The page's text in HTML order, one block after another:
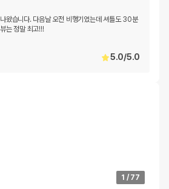
왔습니다. 다음날 오전 비행기였는데 셔틀도 30분
는 정말 최고!!!
5.0/5.0
1 / 77